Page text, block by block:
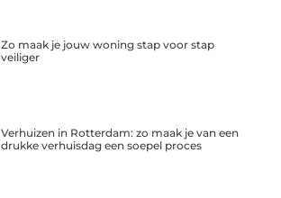
Zo maak je jouw woning stap voor stap
veiliger
Verhuizen in Rotterdam: zo maak je van een
drukke verhuisdag een soepel proces